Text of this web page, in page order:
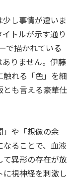
少し事情が違いま
トルが示す通り
で描かれている
りません。伊藤
れる「色」を細
とも言える豪華仕
」や「想像の余
ることで、血液
異形の存在が放
視神経を刺激し